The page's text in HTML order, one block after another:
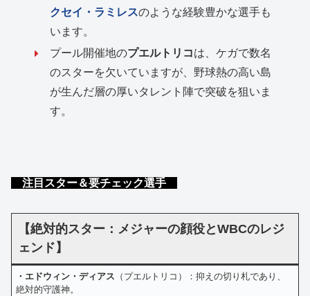
クセイ・ラミレスのような経験豊かな選手も
います。
プール開催地のプエルトリコは、ケガで数名
のスターを欠いていますが、野球熱の高い島
が生んだ層の厚いタレント陣で突破を狙いま
す。
注目スター＆要チェック選手
【絶対的スター：メジャーの顔役とWBCのレジ
ェンド】
・エドウィン・ディアス （プエルトリコ）：抑えの切り札であり、
絶対的守護神。